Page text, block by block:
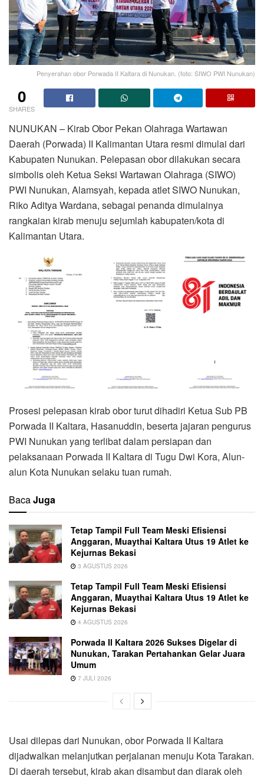
Penyerahan obor Porwada II Kaltara di Nunukan. (foto: SIWO PWI Nunukan)
0
SHARES
NUNUKAN – Kirab Obor Pekan Olahraga Wartawan
Daerah (Porwada) II Kalimantan Utara resmi dimulai dari
Kabupaten Nunukan. Pelepasan obor dilakukan secara
simbolis oleh Ketua Seksi Wartawan Olahraga (SIWO)
PWI Nunukan, Alamsyah, kepada atlet SIWO Nunukan,
Riko Aditya Wardana, sebagai penanda dimulainya
rangkaian kirab menuju sejumlah kabupaten/kota di
Kalimantan Utara.
Prosesi pelepasan kirab obor turut dihadiri Ketua Sub PB
Porwada II Kaltara, Hasanuddin, beserta jajaran pengurus
PWI Nunukan yang terlibat dalam persiapan dan
pelaksanaan Porwada II Kaltara di Tugu Dwi Kora, Alun-
alun Kota Nunukan selaku tuan rumah.
BacaJuga
Tetap Tampil Full Team Meski Efisiensi
Anggaran, Muaythai Kaltara Utus 19 Atlet ke
Kejurnas Bekasi
3 AGUSTUS 2026
Tetap Tampil Full Team Meski Efisiensi
Anggaran, Muaythai Kaltara Utus 19 Atlet ke
Kejurnas Bekasi
4 AGUSTUS 2026
Porwada II Kaltara 2026 Sukses Digelar di
Nunukan, Tarakan Pertahankan Gelar Juara
Umum
7 JULI 2026
Usai dilepas dari Nunukan, obor Porwada II Kaltara
dijadwalkan melanjutkan perjalanan menuju Kota Tarakan.
Di daerah tersebut, kirab akan disambut dan diarak oleh